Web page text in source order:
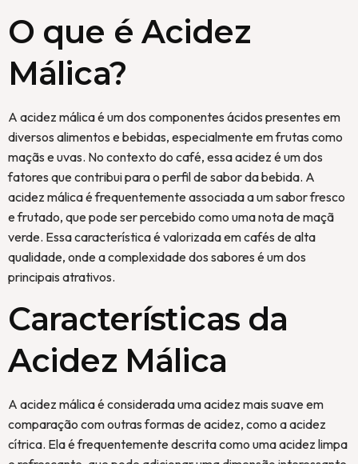
O que é Acidez
Málica?
A acidez málica é um dos componentes ácidos presentes em
diversos alimentos e bebidas, especialmente em frutas como
maçãs e uvas. No contexto do café, essa acidez é um dos
fatores que contribui para o perfil de sabor da bebida. A
acidez málica é frequentemente associada a um sabor fresco
e frutado, que pode ser percebido como uma nota de maçã
verde. Essa característica é valorizada em cafés de alta
qualidade, onde a complexidade dos sabores é um dos
principais atrativos.
Características da
Acidez Málica
A acidez málica é considerada uma acidez mais suave em
comparação com outras formas de acidez, como a acidez
cítrica. Ela é frequentemente descrita como uma acidez limpa